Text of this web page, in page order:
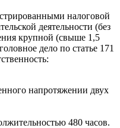
налоговой
деятельности (без
крупной (свыше 1,5
дело по статье 171
напротяжении двух
480 часов.